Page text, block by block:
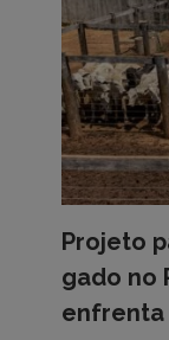
Projeto
gado no
enfrenta